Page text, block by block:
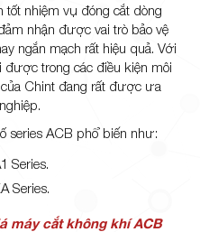
tốt nhiệm vụ đóng cắt dòng
nhận được vai trò bảo vệ
ngắn mạch rất hiệu quả. Với
được trong các điều kiện môi
Chint đang rất được ưa
series ACB phổ biến như:
Series.
Series.
máy cắt không khí ACB